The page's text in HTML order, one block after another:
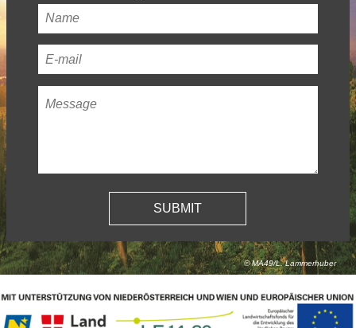
Your
name*
Your
email
address*
Message
© MA49/L. Lammerhuber